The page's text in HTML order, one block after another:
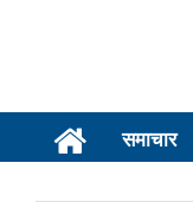
समाचार